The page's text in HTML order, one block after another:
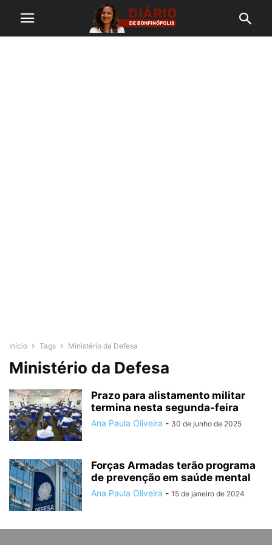
Início Tags Ministério da Defesa
Ministério da Defesa
Prazo para alistamento militar
termina nesta segunda-feira
Ana Paula Oliveira - 30 de junho de 2025
Forças Armadas terão programa
de prevenção em saúde mental
Ana Paula Oliveira - 15 de janeiro de 2024